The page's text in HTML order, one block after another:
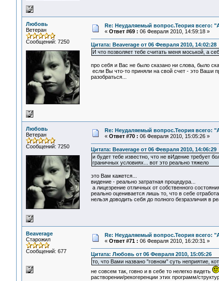
Любовь
Ветеран
Сообщений: 7250
Re: Неудаляемый вопрос.Теория всего:
« Ответ #69 : 06 Февраля 2010, 14:59:18 »
Цитата: Beaverage от 06 Февраля 2010, 14:02:28
И что позволяет тебе считать меня моськой, а
про себя и Вас не было сказано ни слова, было
если Вы что-то приняли на свой счет - это Ваши
разобраться...
Любовь
Ветеран
Сообщений: 7250
Re: Неудаляемый вопрос.Теория всего:
« Ответ #70 : 06 Февраля 2010, 15:05:26 »
Цитата: Beaverage от 06 Февраля 2010, 14:06:29
и будет тебе известно, что не вИдение требует
граничных условиях... вот это реально тяжело
это Вам кажется...
видение - реально затратная процедура...
а лицезрение отличных от собственного
реально оценивается лишь то, что в себе
нельзя доводить себя до полного безразличия в
Beaverage
Старожил
Сообщений: 677
Re: Неудаляемый вопрос.Теория всего:
« Ответ #71 : 06 Февраля 2010, 16:20:31 »
Цитата: Любовь от 06 Февраля 2010, 15:05:26
то, что Вами названо "говном" суть неприятие,
не совсем так, говно и в себе то нелегко видеть
растворении/рекогеренции этих программ/